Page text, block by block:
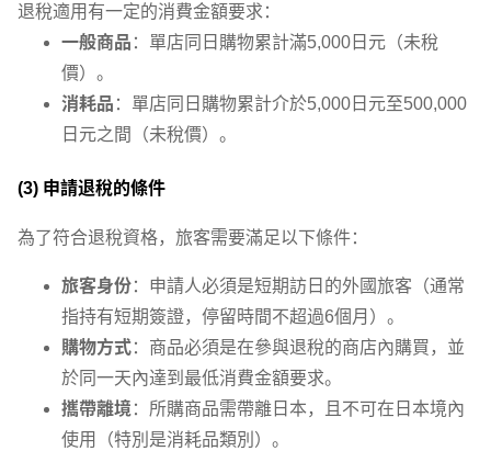
退稅適用有一定的消費金額要求：
一般商品 ：單店同日購物累計滿5,000日元（未稅
價）。
消耗品 ：單店同日購物累計介於5,000日元至500,000
日元之間（未稅價）。
(3) 申請退稅的條件
為了符合退稅資格，旅客需要滿足以下條件：
旅客身份：申請人必須是短期訪日的外國旅客（通常
指持有短期簽證，停留時間不超過6個月）。
購物方式：商品必須是在參與退稅的商店內購買，並
於同一天內達到最低消費金額要求。
攜帶離境 ：所購商品需帶離日本，且不可在日本境內
使用（特別是消耗品類別）。